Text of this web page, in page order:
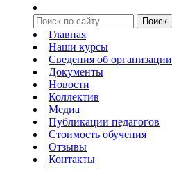
Главная
Наши курсы
Сведения об организации
Документы
Новости
Коллектив
Медиа
Публикации педагогов
Стоимость обучения
Отзывы
Контакты